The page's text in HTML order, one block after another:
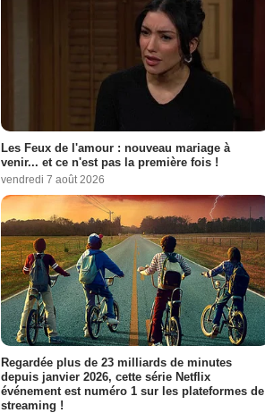
Les Feux de l'amour : nouveau mariage à
venir... et ce n'est pas la première fois !
vendredi 7 août 2026
Regardée plus de 23 milliards de minutes
depuis janvier 2026, cette série Netflix
événement est numéro 1 sur les plateformes de
streaming !